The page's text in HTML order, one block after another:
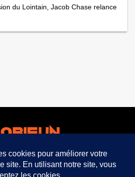
du Lointain, Jacob Chase relance
facebook twitter
mobifun ©